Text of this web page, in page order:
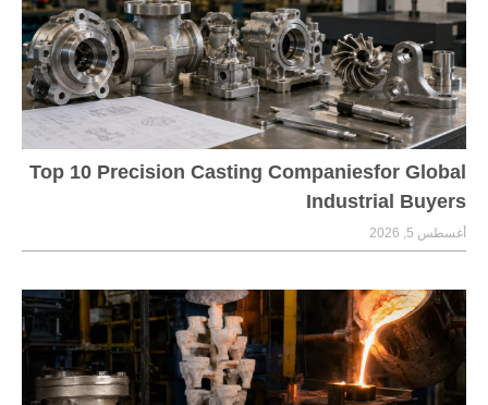
Top 10 Precision Casting Companiesfor Global
Industrial Buyers
أغسطس 5, 2026